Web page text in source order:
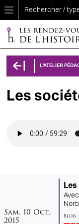
Aller au contenu
L'ATELIER
Les
samedi
Sam. 10 octobre
Oct.
2015
Avec
Blois •